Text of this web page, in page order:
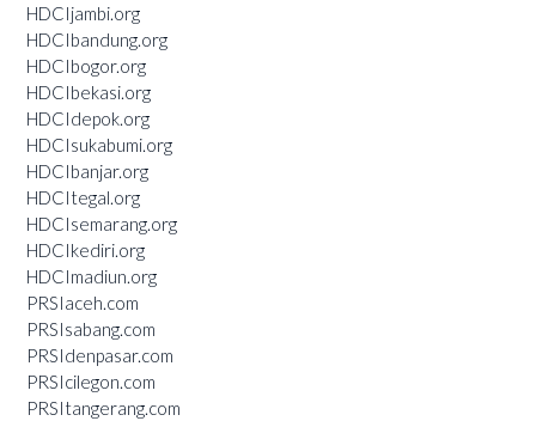
HDCIjambi.org
HDCIbandung.org
HDCIbogor.org
HDCIbekasi.org
HDCIdepok.org
HDCIsukabumi.org
HDCIbanjar.org
HDCItegal.org
HDCIsemarang.org
HDCIkediri.org
HDCImadiun.org
PRSIaceh.com
PRSIsabang.com
PRSIdenpasar.com
PRSIcilegon.com
PRSItangerang.com